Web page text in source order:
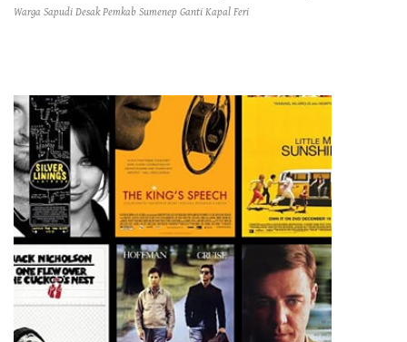
Warga Sapudi Desak Pemkab Sumenep Ganti Kapal Feri